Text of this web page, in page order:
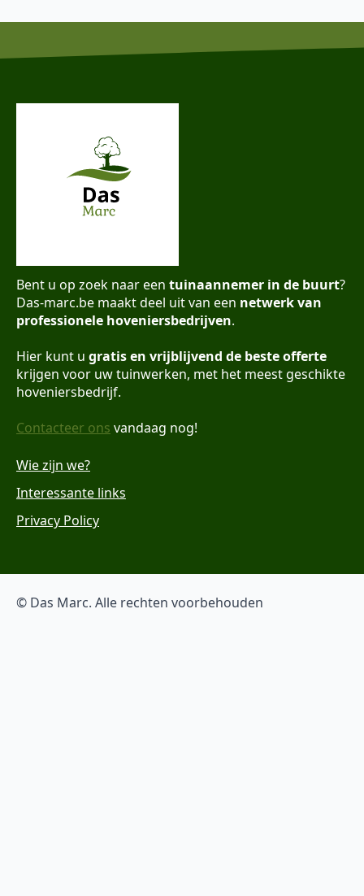
Bent u op zoek naar een tuinaannemer in de buurt?
Das-marc.be maakt deel uit van een netwerk van
professionele hoveniersbedrijven.
Hier kunt u gratis en vrijblijvend de beste offerte
krijgen voor uw tuinwerken, met het meest geschikte
hoveniersbedrijf.
Contacteer ons vandaag nog!
Wie zijn we?
Interessante links
Privacy Policy
© Das Marc. Alle rechten voorbehouden